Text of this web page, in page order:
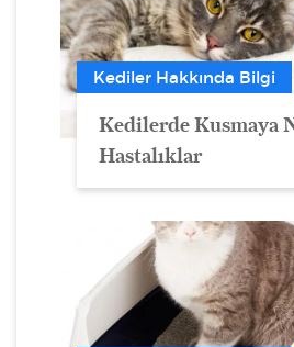
Kediler Hakkında Bilgi
Kedilerde Kusmaya
Hastalıklar